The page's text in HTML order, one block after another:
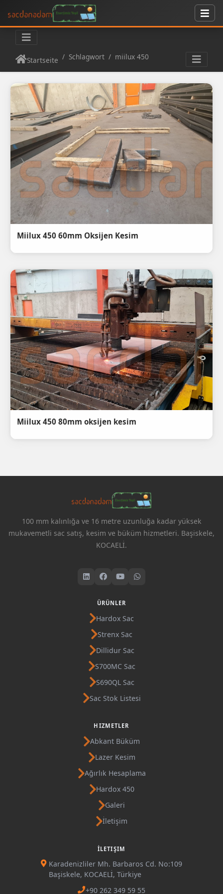
Startseite Schlagwort miilux 450
Miilux 450 60mm Oksijen Kesim
Miilux 450 80mm oksijen kesim
100 mm kalınlığa ve 16 metre uzunluğa kadar yüksek
mukavemetli sac satış, kesim ve büküm hizmetleri. Başiskele,
KOCAELİ.
ÜRÜNLER
Hardox Sac
Strenx Sac
Dillidur Sac
S700MC Sac
S690QL Sac
Sac Stok Listesi
HIZMETLER
Abkant Büküm
Lazer Kesim
Ağırlık Hesaplama
Hardox 450
Galeri
İletişim
İLETIŞIM
Karadenizliler Mh. Barbaros Cd. No:109
Başiskele, KOCAELİ, Türkiye
+90 262 349 59 55